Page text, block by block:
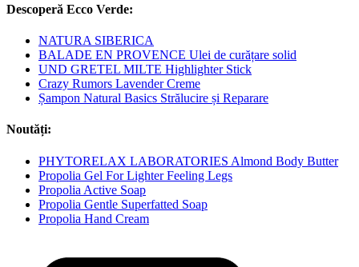
Descoperă Ecco Verde:
NATURA SIBERICA
BALADE EN PROVENCE Ulei de curățare solid
UND GRETEL MILTE Highlighter Stick
Crazy Rumors Lavender Creme
Șampon Natural Basics Strălucire și Reparare
Noutăți:
PHYTORELAX LABORATORIES Almond Body Butter
Propolia Gel For Lighter Feeling Legs
Propolia Active Soap
Propolia Gentle Superfatted Soap
Propolia Hand Cream